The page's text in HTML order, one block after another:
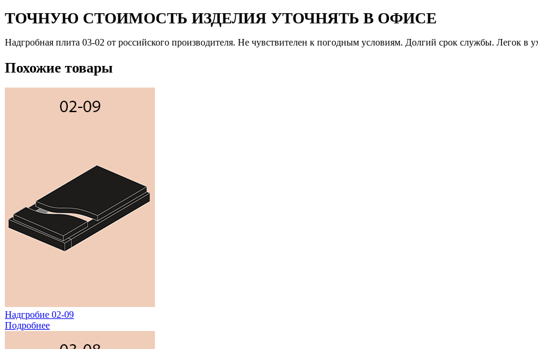
ТОЧНУЮ СТОИМОСТЬ ИЗДЕЛИЯ УТОЧНЯТЬ В ОФИСЕ
Надгробная плита 03-02 от российского производителя. Не чувствителен к погодным условиям. Долгий срок службы. Легок в
Похожие товары
Надгробие 02-09
Подробнее